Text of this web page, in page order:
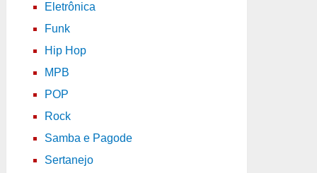
Eletrônica
Funk
Hip Hop
MPB
POP
Rock
Samba e Pagode
Sertanejo